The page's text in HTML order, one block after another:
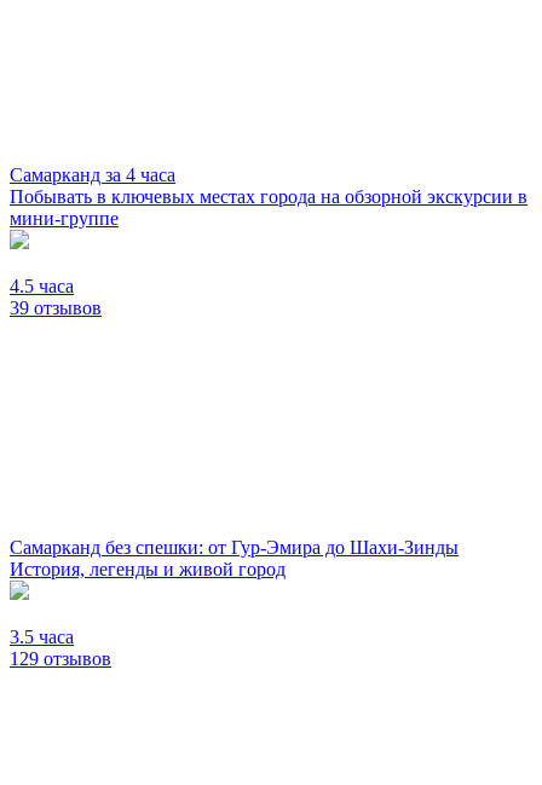
Самарканд за 4 часа
Побывать в ключевых местах города на обзорной экскурсии в
мини-группе
4.5 часа
39 отзывов
Самарканд без спешки: от Гур-Эмира до Шахи-Зинды
История, легенды и живой город
3.5 часа
129 отзывов